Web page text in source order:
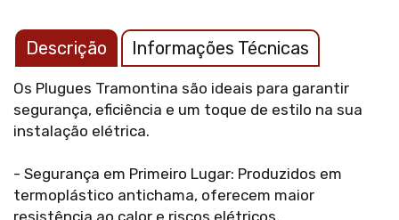
Descrição Informações Técnicas
Os Plugues Tramontina são ideais para garantir
segurança, eficiência e um toque de estilo na sua
instalação elétrica.
- Segurança em Primeiro Lugar: Produzidos em
termoplástico antichama, oferecem maior